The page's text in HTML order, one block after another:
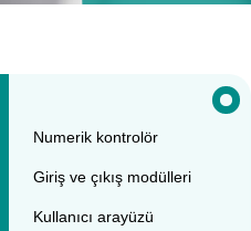
Numerik kontrolör
Giriş ve çıkış modülleri
Kullanıcı arayüzü